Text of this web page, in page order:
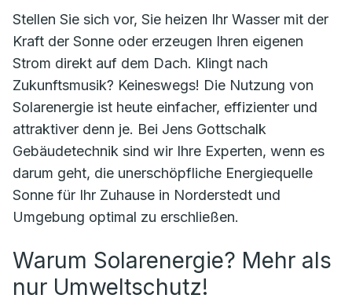
Stellen Sie sich vor, Sie heizen Ihr Wasser mit der
Kraft der Sonne oder erzeugen Ihren eigenen
Strom direkt auf dem Dach. Klingt nach
Zukunftsmusik? Keineswegs! Die Nutzung von
Solarenergie ist heute einfacher, effizienter und
attraktiver denn je. Bei Jens Gottschalk
Gebäudetechnik sind wir Ihre Experten, wenn es
darum geht, die unerschöpfliche Energiequelle
Sonne für Ihr Zuhause in Norderstedt und
Umgebung optimal zu erschließen.
Warum Solarenergie? Mehr als
nur Umweltschutz!